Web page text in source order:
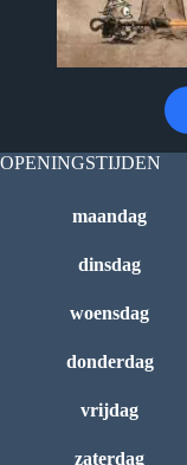
OPENINGSTIJDEN
maandag
dinsdag
woensdag
donderdag
vrijdag
zaterdag